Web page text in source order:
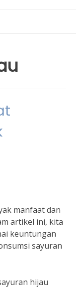
manfaat dan
artikel ini, kita
keuntungan
sayuran
hijau